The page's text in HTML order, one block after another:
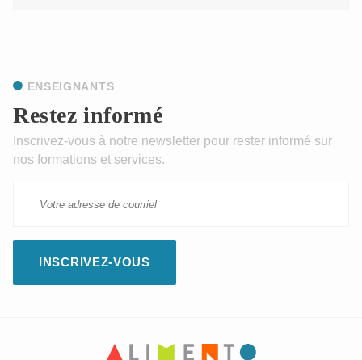
Restez informé
ENSEIGNANTS
Inscrivez-vous à notre newsletter pour rester informé sur
nos formations et services.